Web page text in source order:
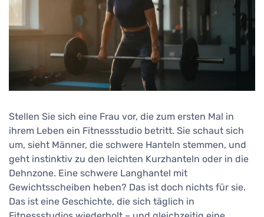
Stellen Sie sich eine Frau vor, die zum ersten Mal in
ihrem Leben ein Fitnessstudio betritt. Sie schaut sich
um, sieht Männer, die schwere Hanteln stemmen, und
geht instinktiv zu den leichten Kurzhanteln oder in die
Dehnzone. Eine schwere Langhantel mit
Gewichtsscheiben heben? Das ist doch nichts für sie.
Das ist eine Geschichte, die sich täglich in